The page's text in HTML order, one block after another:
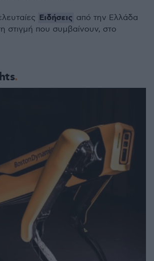
Ειδήσεις από την Ελλάδα
στιγμή που συμβαίνουν, στο